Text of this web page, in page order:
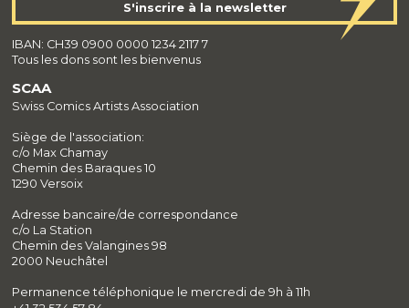
SCAA
Swiss Comics Artists Association
Siège de l'association:
c/o Max Chamay
Chemin des Baraques 10
1290 Versoix
Adresse bancaire/de correspondance
c/o La Station
Chemin des Valangines 98
2000 Neuchâtel
Permanence téléphonique le mercredi de 9h à 11h
S'inscrire à la newsletter
IBAN: CH39 0900 0000 1234 2117 7
Tous les dons sont les bienvenus